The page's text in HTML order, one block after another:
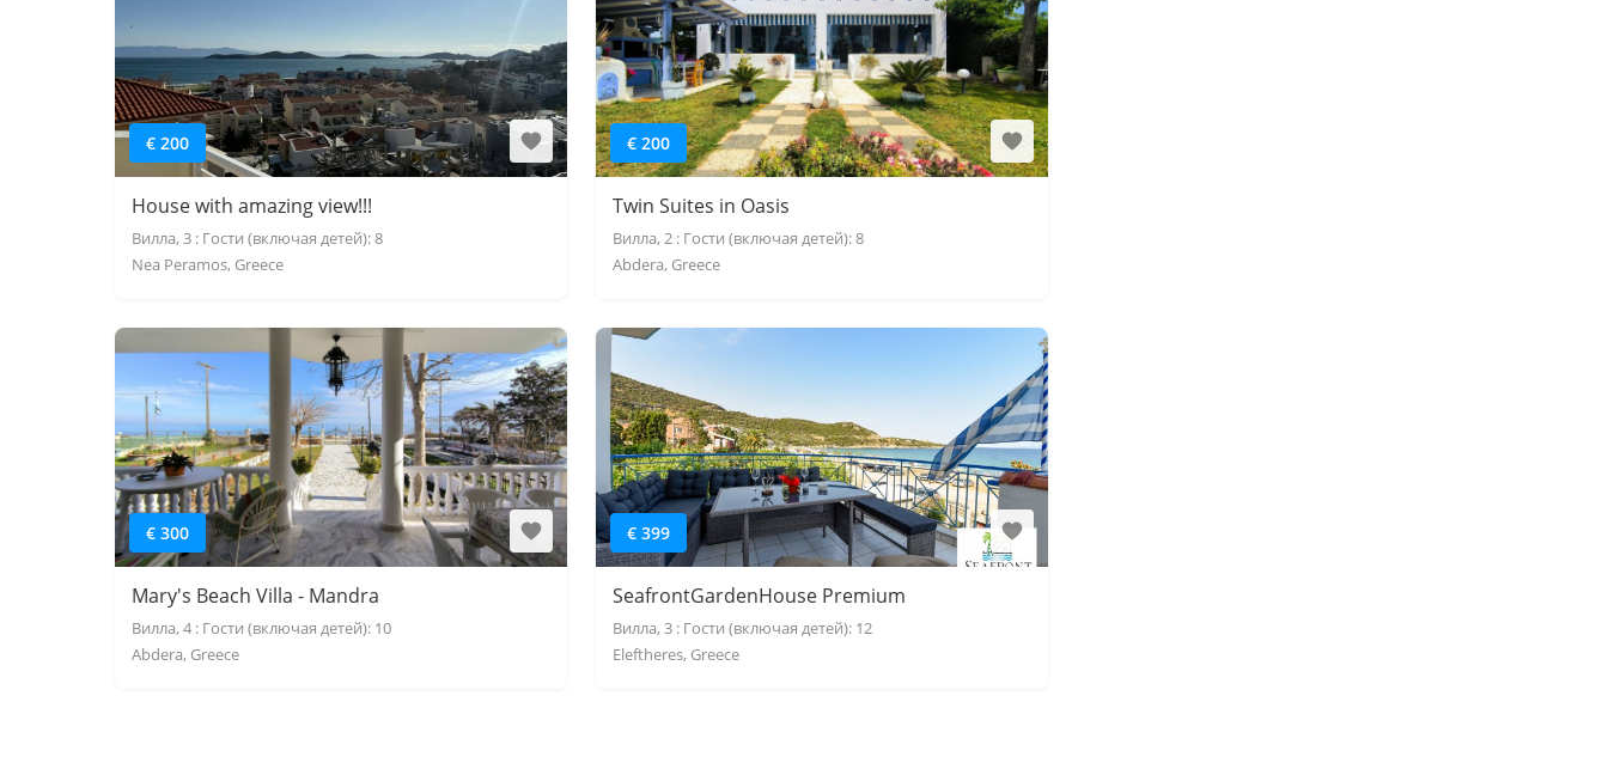
€ 200
House with amazing view!!!
Вилла, 3 : Гости (включая детей): 8
Nea Peramos, Greece
€ 200
Twin Suites in Oasis
Вилла, 2 : Гости (включая детей): 8
Abdera, Greece
€ 300
Mary's Beach Villa - Mandra
Вилла, 4 : Гости (включая детей): 10
Abdera, Greece
€ 399
SeafrontGardenHouse Premium
Вилла, 3 : Гости (включая детей): 12
Eleftheres, Greece